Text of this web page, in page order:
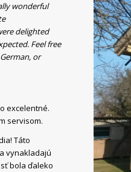
wonderful
delighted
Feel free
or
excelentné.
servisom.
Táto
vynakladajú
bola ďaleko